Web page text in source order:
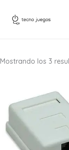
Mostrando los 3